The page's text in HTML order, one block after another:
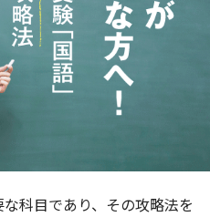
科目であり、その攻略法を